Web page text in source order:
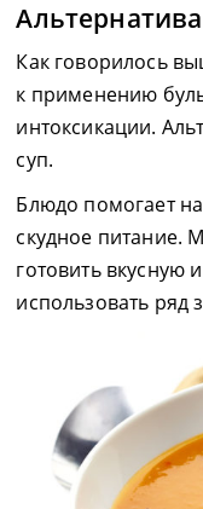
Как говорилось
к применению
интоксикации.
суп.
Блюдо помогает
скудное питание.
готовить вкусную
использовать ряд